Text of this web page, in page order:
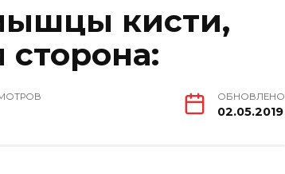
кисти,
сторона:
ОБНОВЛЕНО
02.05.2019